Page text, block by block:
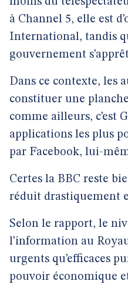
à Channel 5, elle est
International, tandis
gouvernement
Dans ce contexte, les
constituer une
comme ailleurs, c’est
applications les plus
par Facebook, lui-
Certes la BBC reste
réduit drastiquement
Selon le rapport, le
l’information au
urgents qu’efficaces
pouvoir économique